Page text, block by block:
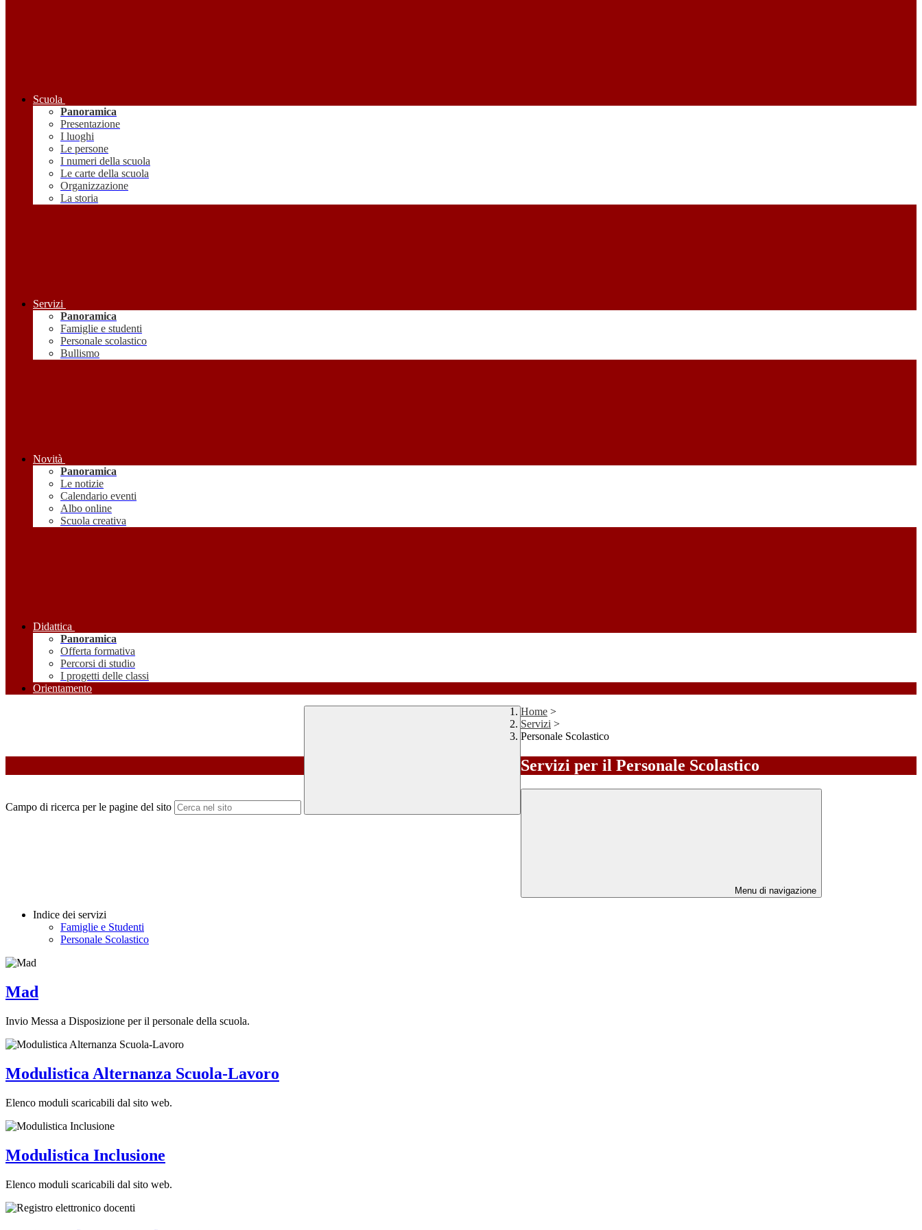
Scuola
Panoramica
Presentazione
I luoghi
Le persone
I numeri della scuola
Le carte della scuola
Organizzazione
La storia
Servizi
Panoramica
Famiglie e studenti
Personale scolastico
Bullismo
Novità
Panoramica
Le notizie
Calendario eventi
Albo online
Scuola creativa
Didattica
Panoramica
Offerta formativa
Percorsi di studio
I progetti delle classi
Orientamento
Campo di ricerca per le pagine del sito
Home >
Servizi >
Personale Scolastico
Servizi per il Personale Scolastico
Menu di navigazione
Indice dei servizi
Famiglie e Studenti
Personale Scolastico
Mad
Invio Messa a Disposizione per il personale della scuola.
Modulistica Alternanza Scuola-Lavoro
Elenco moduli scaricabili dal sito web.
Modulistica Inclusione
Elenco moduli scaricabili dal sito web.